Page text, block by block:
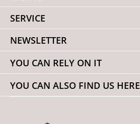
SERVICE
NEWSLETTER
YOU CAN RELY ON IT
YOU CAN ALSO FIND US HERE